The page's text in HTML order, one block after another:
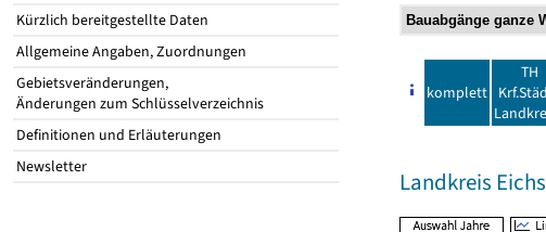
Kürzlich bereitgestellte Daten
Allgemeine Angaben, Zuordnungen
Gebietsveränderungen,
Änderungen zum Schlüsselverzeichnis
Definitionen und Erläuterungen
Newsletter
komplett
TH
Landkreis